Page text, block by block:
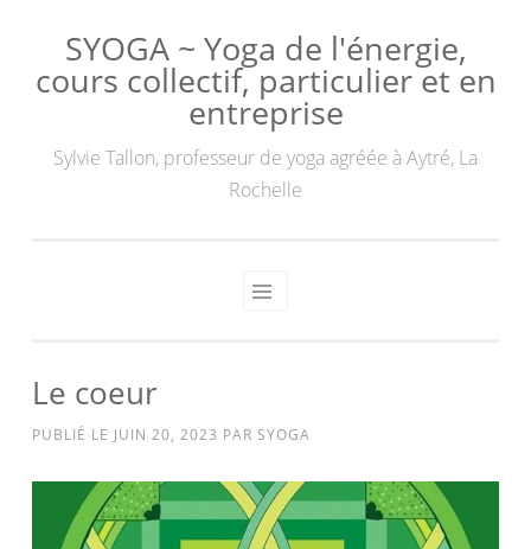
SYOGA ~ Yoga de l'énergie,
cours collectif, particulier et en
entreprise
Sylvie Tallon, professeur de yoga agréée à Aytré, La
Rochelle
Le coeur
PUBLIÉ LE JUIN 20, 2023 PAR SYOGA